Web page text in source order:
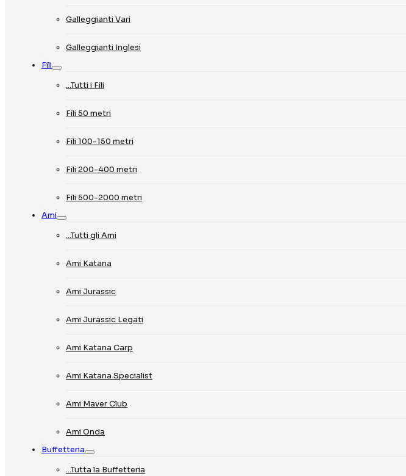
Galleggianti Vari
Galleggianti Inglesi
Fili
…Tutti i Fili
Fili 50 metri
Fili 100-150 metri
Fili 200-400 metri
Fili 500-2000 metri
Ami
…Tutti gli Ami
Ami Katana
Ami Jurassic
Ami Jurassic Legati
Ami Katana Carp
Ami Katana Specialist
Ami Maver Club
Ami Onda
Buffetteria
…Tutta la Buffetteria